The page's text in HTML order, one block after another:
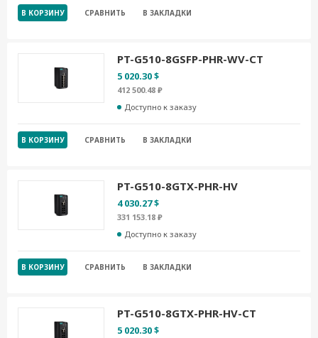
В КОРЗИНУ СРАВНИТЬ В ЗАКЛАДКИ
PT-G510-8GSFP-PHR-WV-CT
5 020.30 $
412 500.48 ₽
Доступно к заказу
В КОРЗИНУ СРАВНИТЬ В ЗАКЛАДКИ
PT-G510-8GTX-PHR-HV
4 030.27 $
331 153.18 ₽
Доступно к заказу
В КОРЗИНУ СРАВНИТЬ В ЗАКЛАДКИ
PT-G510-8GTX-PHR-HV-CT
5 020.30 $